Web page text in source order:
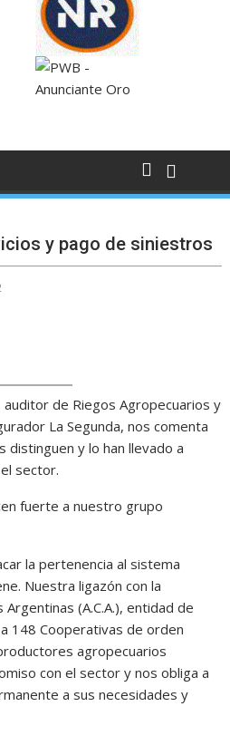
y pago de siniestros
auditor de Riegos Agropecuarios y
La Segunda, nos comenta
y lo han llevado a
sector.
fuerte a nuestro grupo
la pertenencia al sistema
Nuestra ligazón con la
(A.C.A.), entidad de
148 Cooperativas de orden
agropecuarios
con el sector y nos obliga a
a sus necesidades y